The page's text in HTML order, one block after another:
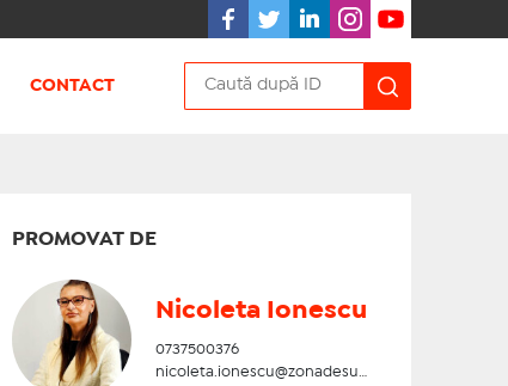
CONTACT
PROMOVAT DE
Nicoleta Ionescu
0737500376